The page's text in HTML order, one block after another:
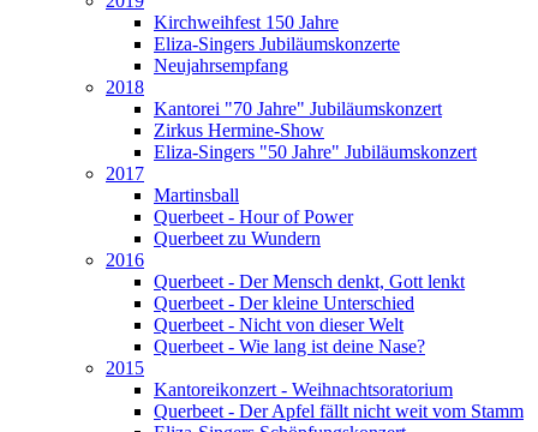
Kirchweihfest 150 Jahre
Eliza-Singers Jubiläumskonzerte
Neujahrsempfang
2018
Kantorei "70 Jahre" Jubiläumskonzert
Zirkus Hermine-Show
Eliza-Singers "50 Jahre" Jubiläumskonzert
2017
Martinsball
Querbeet - Hour of Power
Querbeet zu Wundern
2016
Querbeet - Der Mensch denkt, Gott lenkt
Querbeet - Der kleine Unterschied
Querbeet - Nicht von dieser Welt
Querbeet - Wie lang ist deine Nase?
2015
Kantoreikonzert - Weihnachtsoratorium
Querbeet - Der Apfel fällt nicht weit vom Stamm